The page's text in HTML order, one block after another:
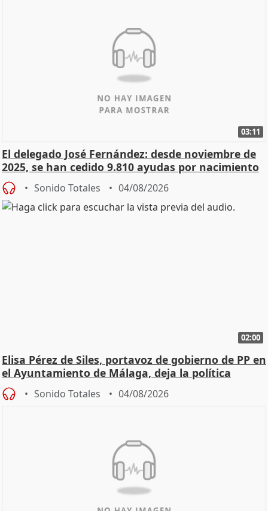
03:11
El delegado José Fernández: desde noviembre de
2025, se han cedido 9.810 ayudas por nacimiento
Sonido Totales 04/08/2026
02:00
Elisa Pérez de Siles, portavoz de gobierno de PP en
el Ayuntamiento de Málaga, deja la política
Sonido Totales 04/08/2026